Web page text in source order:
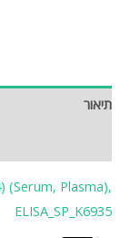
תיאור
(Serum, Plasma),
ELISA_SP_K6935